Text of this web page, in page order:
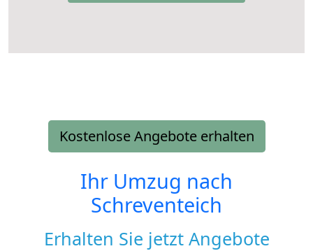
Kostenlose Angebote erhalten
Ihr Umzug nach
Schreventeich
Erhalten Sie jetzt Angebote